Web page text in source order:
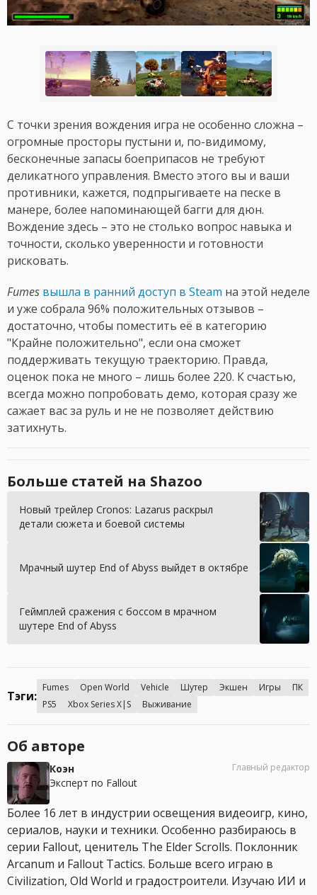
С точки зрения вождения игра не особенно сложна –
огромные просторы пустыни и, по-видимому,
бесконечные запасы боеприпасов не требуют
деликатного управления. Вместо этого вы и ваши
противники, кажется, подпрыгиваете на песке в
манере, более напоминающей багги для дюн.
Вождение здесь – это не столько вопрос навыка и
точности, сколько уверенности и готовности
рисковать.
Fumes вышла в ранний доступ в Steam на этой неделе
и уже собрала 96% положительных отзывов –
достаточно, чтобы поместить её в категорию
"Крайне положительно", если она сможет
поддерживать текущую траекторию. Правда,
оценок пока не много – лишь более 220. К счастью,
всегда можно попробовать демо, которая сразу же
сажает вас за руль и не не позволяет действию
затихнуть.
Больше статей на Shazoo
Новый трейлер Cronos: Lazarus раскрыл
детали сюжета и боевой системы
Мрачный шутер End of Abyss выйдет в октябре
Геймплей сражения с боссом в мрачном
шутере End of Abyss
Тэги:
Fumes Open World Vehicle Шутер Экшен Игры
ПК
PS5
Xbox Series X|S Выживание
Об авторе
Коэн
Эксперт по Fallout
Главный редактор
Более 16 лет в индустрии освещения видеоигр, кино,
сериалов, науки и техники. Особенно разбираюсь в
серии Fallout, ценитель The Elder Scrolls. Поклонник
Arcanum и Fallout Tactics. Больше всего играю в
Civilization, Old World и градостроители. Изучаю ИИ и